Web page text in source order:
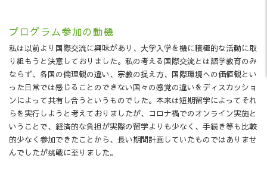
プログラム参加の動機
私は以前より国際交流に興味があり、大学入学を機に積極的な活動に取
り組もうと決意しておりました。私の考える国際交流とは語学教育のみ
ならず、各国の倫理観の違い、宗教の捉え方、国際環境への価値観とい
った日常では感じることのできない国々の感覚の違いをディスカッショ
ンによって共有し合うというものでした。本来は短期留学によってそれ
らを実行しようと考えておりましたが、コロナ禍でのオンライン実施と
いうことで、経済的な負担が実際の留学よりも少なく、手続き等も比較
的少なく参加できたことから、長い期間計画していたものではありませ
んでしたが挑戦に至りました。